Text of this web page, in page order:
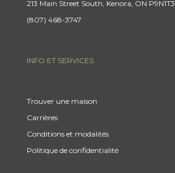
213 Main Street South, Kenora, ON P9N1T3
(807) 468-3747
INFO ET SERVICES
Trouver une maison
Carrières
Conditions et modalités
Politique de confidentialité